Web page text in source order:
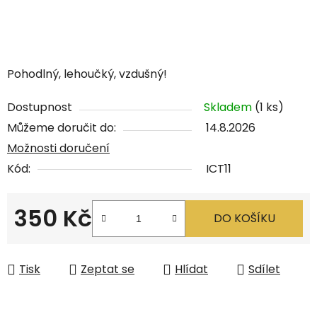
Pohodlný, lehoučký, vzdušný!
Dostupnost Skladem (1 ks)
Můžeme doručit do:
14.8.2026
Možnosti doručení
Kód:
ICT11
350 Kč DO KOŠÍKU
Tisk Zeptat se Hlídat Sdílet